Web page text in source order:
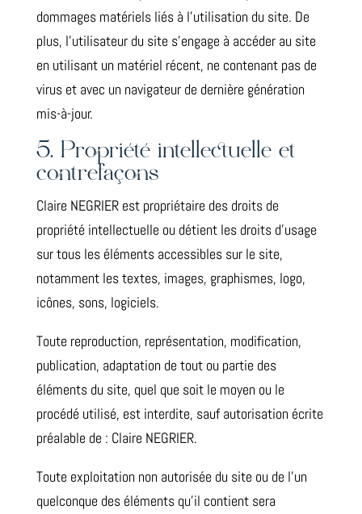
dommages matériels liés à l’utilisation du site. De
plus, l’utilisateur du site s’engage à accéder au site
en utilisant un matériel récent, ne contenant pas de
virus et avec un navigateur de dernière génération
mis-à-jour.
5. Propriété intellectuelle et
contrefaçons
Claire NEGRIER est propriétaire des droits de
propriété intellectuelle ou détient les droits d’usage
sur tous les éléments accessibles sur le site,
notamment les textes, images, graphismes, logo,
icônes, sons, logiciels.
Toute reproduction, représentation, modification,
publication, adaptation de tout ou partie des
éléments du site, quel que soit le moyen ou le
procédé utilisé, est interdite, sauf autorisation écrite
préalable de : Claire NEGRIER.
Toute exploitation non autorisée du site ou de l’un
quelconque des éléments qu’il contient sera